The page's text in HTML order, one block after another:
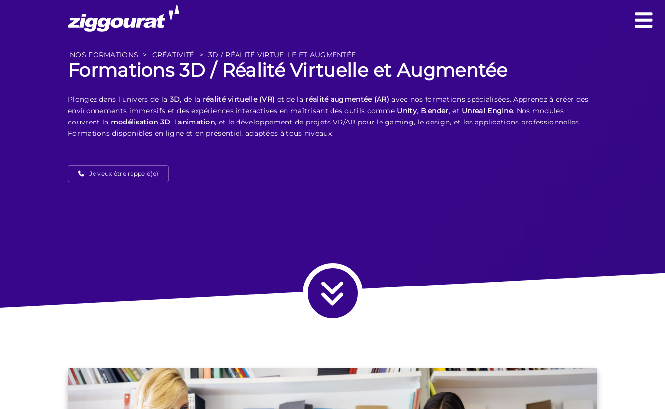
NOS FORMATIONS > CRÉATIVITÉ > 3D / RÉALITÉ VIRTUELLE ET AUGMENTÉE
Formations 3D / Réalité Virtuelle et Augmentée
Plongez dans l’univers de la 3D, de la réalité virtuelle (VR) et de la réalité augmentée (AR) avec nos formations spécialisées. Apprenez à créer des
environnements immersifs et des expériences interactives en maîtrisant des outils comme Unity, Blender, et Unreal Engine. Nos modules
couvrent la modélisation 3D, l’animation, et le développement de projets VR/AR pour le gaming, le design, et les applications professionnelles.
Formations disponibles en ligne et en présentiel, adaptées à tous niveaux.
Je veux être rappelé(e)